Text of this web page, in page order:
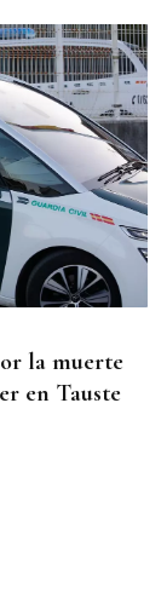
la muerte
en Tauste